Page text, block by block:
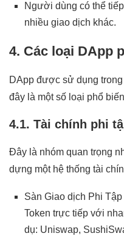
Người dùng có thể
nhiều giao dịch khác.
4. Các loại DApp
DApp được sử dụng
đây là một số loại phổ
4.1. Tài chính phi
Đây là nhóm quan trọng
dựng một hệ thống tài
Sàn Giao dịch Phi
Token trực tiếp với
dụ: Uniswap,